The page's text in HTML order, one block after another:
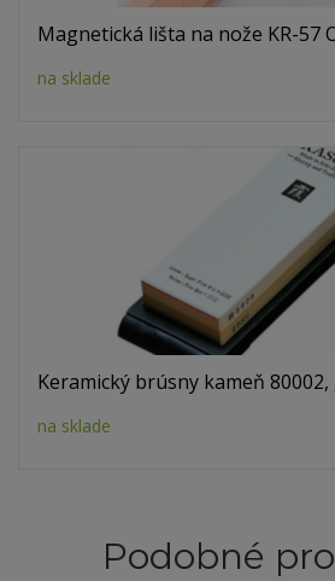
Magnetická lišta na nože KR-57
na sklade
Keramický brúsny kameň
na sklade
Podobné